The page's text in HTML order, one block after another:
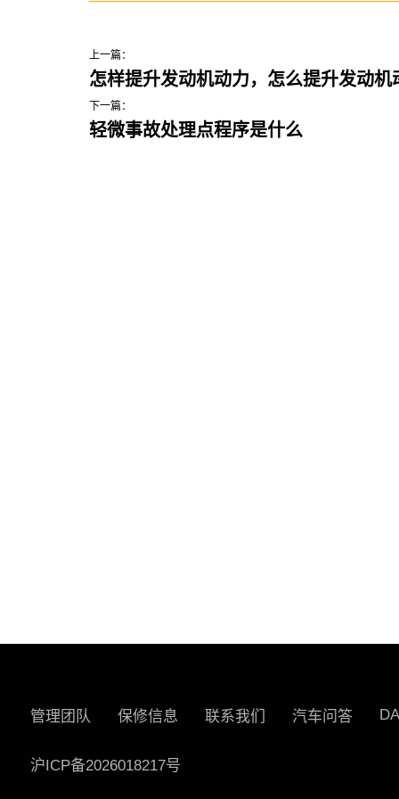
上一篇：
怎样提升发动机动力，怎么提升发动机
下一篇：
轻微事故处理点程序是什么
管理团队 保修信息 联系我们 汽车问答
沪ICP备2026018217号